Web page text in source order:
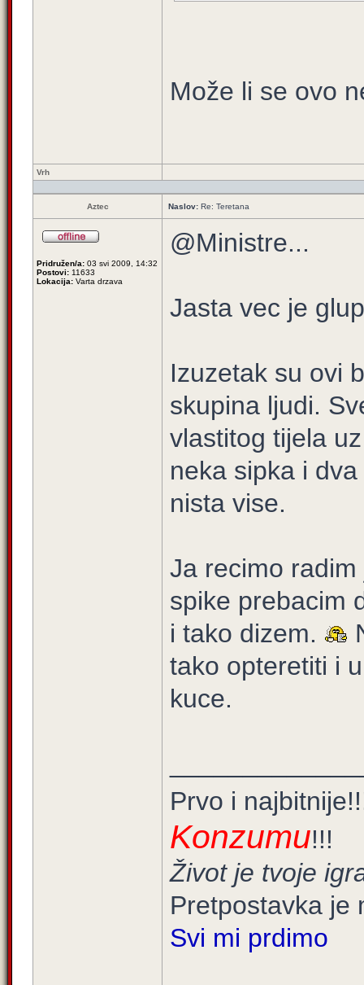
Može li se ovo
Vrh
Aztec Naslov: Re: Teretana
Pridružen/a: 03 svi 2009, 14:32
Postovi: 11633
Lokacija: Varta drzava
@Ministre...
Jasta vec je
Izuzetak su ovi
skupina ljudi.
vlastitog tijela
neka sipka i
nista vise.
Ja recimo
spike prebacim
i tako dizem.
tako opteretiti i
kuce.
Prvo i
Konzumu!!!
Život je tvoje
Pretpostavka je
Svi mi prdimo